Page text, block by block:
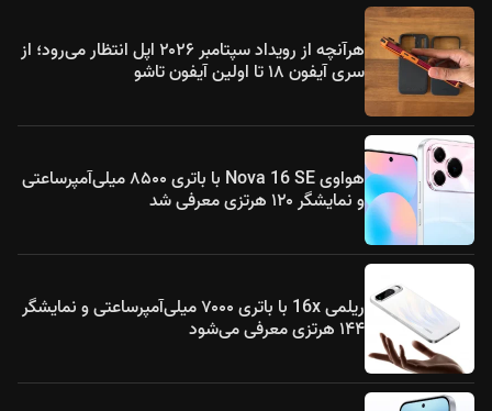
هرآنچه از رویداد سپتامبر ۲۰۲۶ اپل انتظار می‌رود؛ از
سری آیفون ۱۸ تا اولین آیفون تاشو
هواوی Nova 16 SE با باتری ۸۵۰۰ میلی‌آمپرساعتی
و نمایشگر ۱۲۰ هرتزی معرفی شد
ریلمی 16x با باتری ۷۰۰۰ میلی‌آمپرساعتی و نمایشگر
۱۴۴ هرتزی معرفی می‌شود